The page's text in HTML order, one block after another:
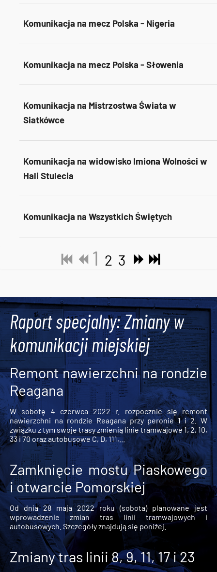
Komunikacja na mecz Polska - Nigeria
Komunikacja na mecz Polska - Słowenia
Komunikacja na Mistrzostwa Świata w
Siatkówce
Komunikacja na widowisko Imiona Wolności w
Hali Stulecia
Komunikacja na Wszystkich Świętych
1 2 3
Raport specjalny: Zmiany w
komunikacji miejskiej
Remont nawierzchni na rondzie
Reagana
W sobotę 4 czerwca 2022 r. rozpocznie się remont
nawierzchni na rondzie Reagana przy peronie 1 i 2. W
związku z tym swoje trasy zmienią linie tramwajowe 1, 2, 10,
33 i 70 oraz autobusowe C, D, 111,...
Zamknięcie mostu Piaskowego
i otwarcie Pomorskiej
Od dnia 28 maja 2022 roku (sobota) planowane jest
wprowadzenie zmian tras linii tramwajowych i
autobusowych. Szczegóły znajdują się poniżej.
Zmiany tras linii 8, 9, 11, 17 i 23